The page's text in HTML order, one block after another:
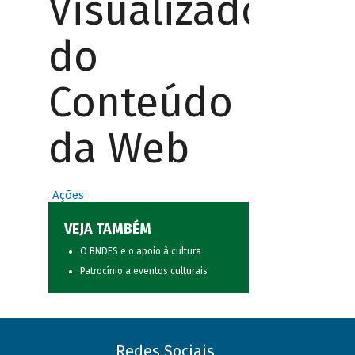
Visualizador
do
Conteúdo
da Web
Ações
VEJA TAMBÉM
O BNDES e o apoio à cultura
Patrocínio a eventos culturais
Redes Sociais